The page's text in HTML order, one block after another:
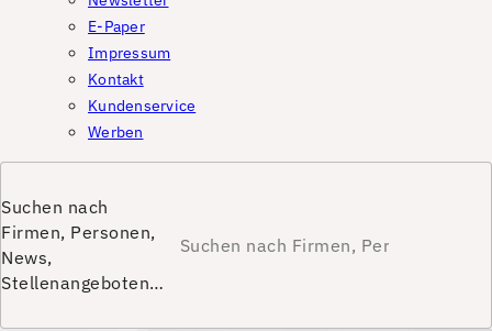
E-Paper
Impressum
Kontakt
Kundenservice
Werben
Suchen nach
Firmen, Personen,
News,
Stellenangeboten…